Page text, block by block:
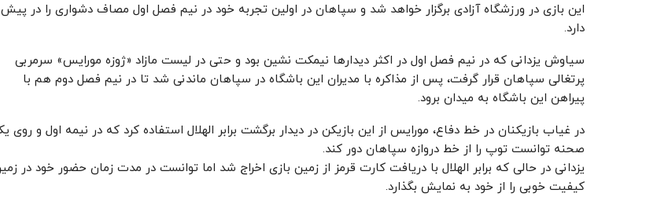
این بازی در ورزشگاه آزادی برگزار خواهد شد و سپاهان در اولین تجربه خود در نیم فصل اول مصاف دشواری را در پیش
دارد.
سیاوش یزدانی که در نیم فصل اول در اکثر دیدارها نیمکت نشین بود و حتی در لیست مازاد «ژوزه مورایس» سرمربی
پرتغالی سپاهان قرار گرفت، پس از مذاکره با مدیران این باشگاه در سپاهان ماندنی شد تا در نیم فصل دوم هم با
پیراهن این باشگاه به میدان برود.
در غیاب بازیکنان در خط دفاع، مورایس از این بازیکن در دیدار برگشت برابر الهلال استفاده کرد که در نیمه اول و روی
صحنه توانست توپ را از خط دروازه سپاهان دور کند.
یزدانی در حالی که برابر الهلال با دریافت کارت قرمز از زمین بازی اخراج شد اما توانست در مدت زمان حضور خود در
کیفیت خوبی را از خود به نمایش بگذارد.